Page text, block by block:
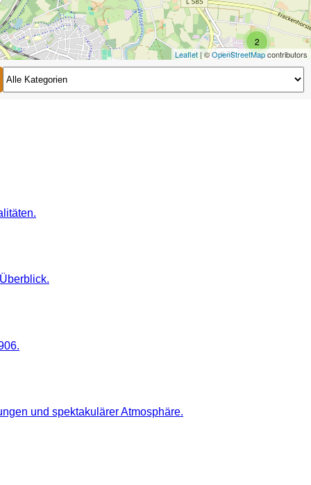
2
2
Leaflet| ©OpenStreetMapcontributors